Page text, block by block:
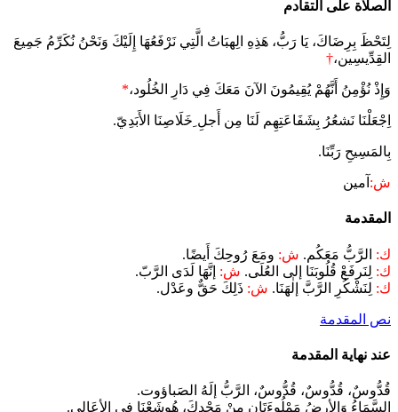
الصلاة على التقادم
لِتَحْظَ بِرِضَاكَ، يَا رَبُّ، هَذِهِ الِهبَاتُ الَّتِي نَرْفَعُهَا إِلَيْكَ وَنَحْنُ نُكَرِّمُ جَمِيعَ
القِدِّيسِين،†
وَإِذْ نُؤْمِنُ أَنَّهُمْ يُقِيمُونَ الآنَ مَعَكَ فِي دَارِ الخُلُود،*
اِجْعَلْنَا نَشعُرُ بِشَفَاعَتِهِم لَنَا مِن أَجلِ ِخَلَاصِنَا الأَبَدِيّ.
بِالمَسِيحِ رَبِّنَا.
ش: آمين
المقدمة
ك: الرَّبُّ مَعَكُم. ش: ومَعَ رُوحِكَ أَيضًا.
ك: لِنَرفَعْ قُلُوبَنَا إلى العُلَى. ش: إنَّهَا لَدَى الرَّبّ.
ك: لِنَشْكُرِ الرَّبَّ إلٰهَنَا. ش: ذَلِكَ حَقٌّ وعَدْل.
نص المقدمة
عند نهاية المقدمة
قُدُّوسٌ، قُدُّوسٌ، قُدُّوسٌ، الرَّبُّ إلَهُ الصَباؤوت.
السَّمَاءُ وَالأرضُ مَمْلُوءَتَانِ مِنْ مَجْدِكَ، هُوشَعْنَا في الأعَالِي.